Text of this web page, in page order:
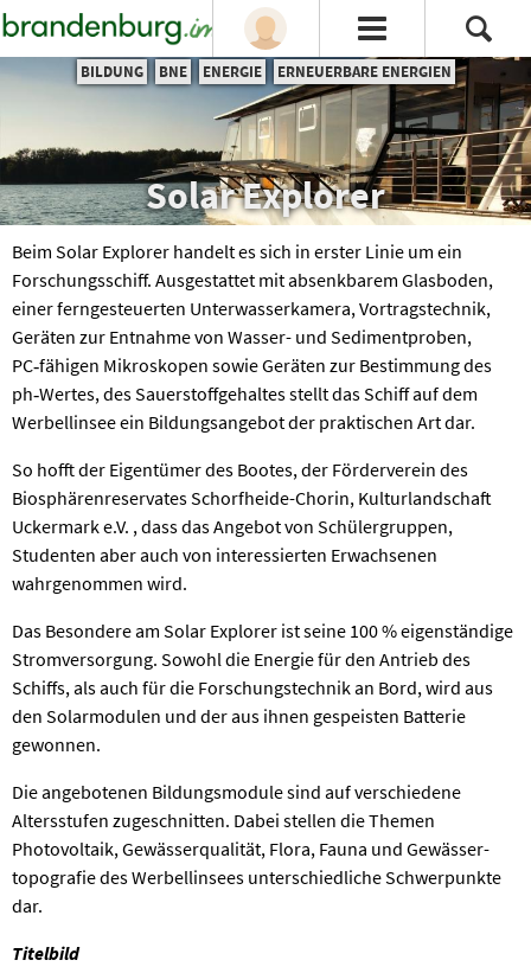
BILDUNG BNE ENERGIE ERNEUERBARE ENERGIEN
Solar Explorer
Beim Solar Explorer handelt es sich in erster Linie um ein
Forschungsschiff. Ausgestattet mit absenkbarem Glasboden,
einer ferngesteuerten Unter­wasser­kamera, Vortrags­technik,
Geräten zur Entnahme von Wasser- und Sediment­proben,
PC‑fähigen Mikros­kopen sowie Geräten zur Bestimmung des
ph‑Wertes, des Sauer­stoff­gehaltes stellt das Schiff auf dem
Werbellinsee ein Bildungsangebot der praktischen Art dar.
So hofft der Eigentümer des Bootes, der Förder­verein des
Biosphären­reservates Schorf­heide-Chorin, Kultur­landschaft
Uckermark e.V. , dass das Angebot von Schülergruppen,
Studenten aber auch von interessierten Erwachsenen
wahrgenommen wird.
Das Besondere am Solar Explorer ist seine 100 % eigenständige
Stromversorgung. Sowohl die Energie für den Antrieb des
Schiffs, als auch für die Forschungstechnik an Bord, wird aus
den Solarmodulen und der aus ihnen gespeisten Batterie
gewonnen.
Die angebotenen Bildungsmodule sind auf verschiedene
Altersstufen zugeschnitten. Dabei stellen die Themen
Photovoltaik, Gewässer­qualität, Flora, Fauna und Gewässer­
topografie des Werbellinsees unterschiedliche Schwerpunkte
dar.
Titelbild